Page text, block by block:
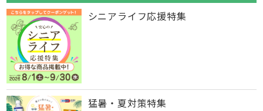
シニアライフ応援特集
猛暑・夏対策特集